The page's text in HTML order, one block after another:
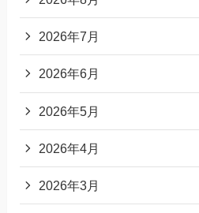
2026年7月
2026年6月
2026年5月
2026年4月
2026年3月